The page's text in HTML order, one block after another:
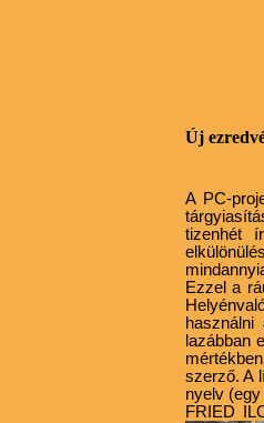
Új
A PC-
tizenhét
Ezzel a
lazábban
szerző. A
nyelv
FRIED